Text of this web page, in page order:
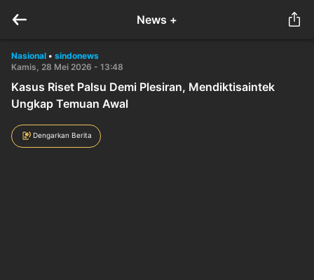
News +
Nasional • sindonews
Kamis, 28 Mei 2026 - 13:48
Kasus Riset Palsu Demi Plesiran, Mendiktisaintek
Ungkap Temuan Awal
Dengarkan Berita